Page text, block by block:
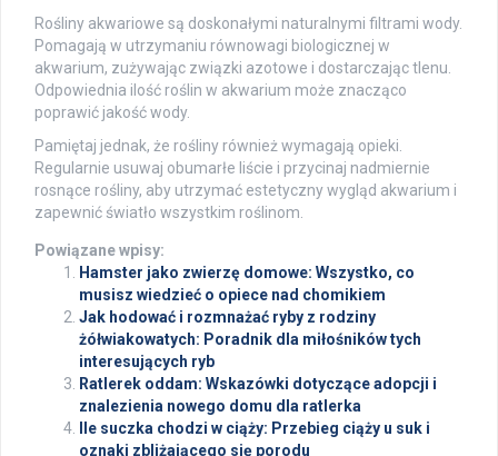
Rośliny akwariowe są doskonałymi naturalnymi filtrami wody.
Pomagają w utrzymaniu równowagi biologicznej w
akwarium, zużywając związki azotowe i dostarczając tlenu.
Odpowiednia ilość roślin w akwarium może znacząco
poprawić jakość wody.
Pamiętaj jednak, że rośliny również wymagają opieki.
Regularnie usuwaj obumarłe liście i przycinaj nadmiernie
rosnące rośliny, aby utrzymać estetyczny wygląd akwarium i
zapewnić światło wszystkim roślinom.
Powiązane wpisy:
Hamster jako zwierzę domowe: Wszystko, co
musisz wiedzieć o opiece nad chomikiem
Jak hodować i rozmnażać ryby z rodziny
żółwiakowatych: Poradnik dla miłośników tych
interesujących ryb
Ratlerek oddam: Wskazówki dotyczące adopcji i
znalezienia nowego domu dla ratlerka
Ile suczka chodzi w ciąży: Przebieg ciąży u suk i
oznaki zbliżającego się porodu